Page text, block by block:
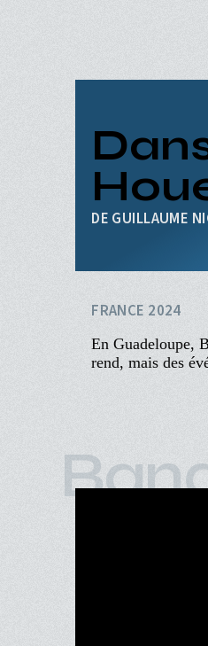
CINÉ-CLUBS
INFOS
GUILLAUME
FRANCE 2024
En Guadeloupe,
rend, mais des